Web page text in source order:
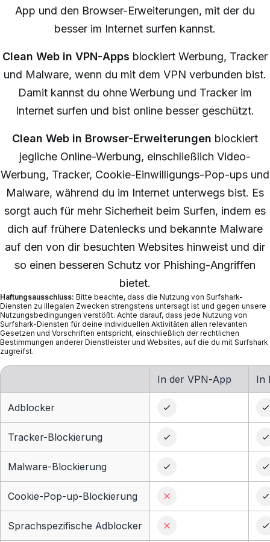
App und den Browser-Erweiterungen, mit der du
besser im Internet surfen kannst.
Clean Web in VPN-Apps blockiert Werbung, Tracker
und Malware, wenn du mit dem VPN verbunden bist.
Damit kannst du ohne Werbung und Tracker im
Internet surfen und bist online besser geschützt.
Clean Web in Browser-Erweiterungen blockiert
jegliche Online-Werbung, einschließlich Video-
Werbung, Tracker, Cookie-Einwilligungs-Pop-ups und
Malware, während du im Internet unterwegs bist. Es
sorgt auch für mehr Sicherheit beim Surfen, indem es
dich auf frühere Datenlecks und bekannte Malware
auf den von dir besuchten Websites hinweist und dir
so einen besseren Schutz vor Phishing-Angriffen
bietet.
Haftungsausschluss: Bitte beachte, dass die Nutzung von Surfshark-
Diensten zu illegalen Zwecken strengstens untersagt ist und gegen unsere
Nutzungsbedingungen verstößt. Achte darauf, dass jede Nutzung von
Surfshark-Diensten für deine individuellen Aktivitäten allen relevanten
Gesetzen und Vorschriften entspricht, einschließlich der rechtlichen
Bestimmungen anderer Dienstleister und Websites, auf die du mit Surfshark
zugreifst.
In der VPN-App In
Adblocker
Tracker-Blockierung
Malware-Blockierung
Cookie-Pop-up-Blockierung
Sprachspezifische Adblocker